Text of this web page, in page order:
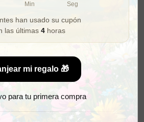
Min Seg
han usado su cupón
las últimas 4horas
mi regalo 🎁
para tu primera compra